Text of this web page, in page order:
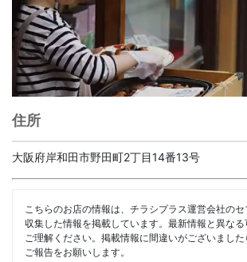
住所
大阪府岸和田市野田町2丁目14番13号
こちらのお店の情報は、チラシプラス運営会社の
収集した情報を掲載しています。最新情報と異な
ご理解ください。掲載情報に間違いがございました
ご報告をお願いします。